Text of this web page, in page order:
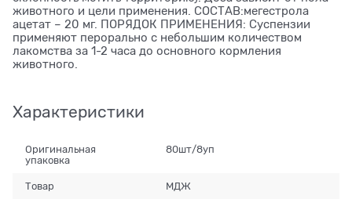
животного и цели применения. СОСТАВ:мегестрола
ацетат – 20 мг. ПОРЯДОК ПРИМЕНЕНИЯ: Суспензии
применяют перорально с небольшим количеством
лакомства за 1-2 часа до основного кормления
животного.
Характеристики
Оригинальная
упаковка
80шт/8уп
Товар МДЖ